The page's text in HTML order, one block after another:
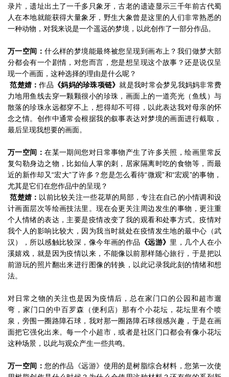
录片，遗址出土了一千多只象牙，古老的遗迹显示三千年前古代蜀
人在本地就能获得大量象牙，野生大象曾是这里的人们非常熟悉的
一种动物，对我来说是一个遥远的梦境，以此创作了一部分作品。
万一空间：什么样的梦境能最终被您呈现到画布上？我们做梦大部
分都会有一个剧情，对您而言，您是想呈现这个故事？还是说仅呈
现一个画面，这种选择的理由是什么呢？
范楚婧：作品 《妈妈的珍珠项链》就是我时常会梦见我妈妈非常费
力地用鱼线去穿一颗颗很小的珍珠，画面上的一道亮光（鱼线）与
散落的珍珠永远都穿不上，想得却不可得，以此表达我对母亲的怀
念之情。创作中通常会根据我的叙事表达对梦境的画面进行截取，
最后呈现我想要的画面。
万一空间：在某一期间您对日常事物产生了许多关照，绘画里常反
复勾勒身边之物，比如仙人掌的刺，居家隔离时吃的食物等，而最
近的新作却又“宏大”了许多？您是怎么看待“微观”和“宏观”的事物，
尤其是它们在您作品中的呈现？
范楚婧： 以前比较关注一些花草的局部，专注在自己的小情调和设
计画面层次等绘画技法里。现在会更关注周边发生的事物，更注重
个人情绪的表达，主要是疫情改变了我的观看和处事方式。疫情对
我个人的影响比较大，因为我当时就处在疫情发生地的最中心（武
汉），所以感触比较深，像今年画的作品
《远游》 里，几个人在小
溪嬉戏，就是因为疫情以来，不能像以前那样随心旅行，于是把以
前游玩的照片翻出来进行图像的转换，以此记录我此刻的情绪和想
法。
对日常之物的关注也是因为疫情后，总在家门口的公园和超市遛
弯，家门口的中百罗森（便利店）那有个小花坛，花坛里有个喷
泉，旁围一圈路障石球，我对那一圈路障石球很感兴趣，于是在画
面把它强化出来。每一个小超市，或者是社区门口都会有像小花坛
这种场景，以此与观众产生一些共鸣。
万一空间：您的作品《远游》使用的是树脂综合材料，您第一次使